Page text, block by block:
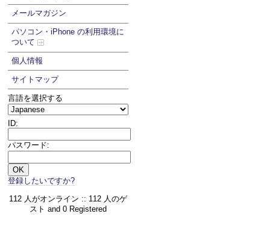
メールマガジン
パソコン・iPhone の利用環境に
ついて
個人情報
サイトマップ
言語を選択する
ID:
パスワード:
登録したいですか?
112 人がオンライン :: 112 人のゲ
スト and 0 Registered